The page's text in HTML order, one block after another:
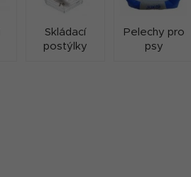
Skládací
postýlky
Pelechy pro
psy